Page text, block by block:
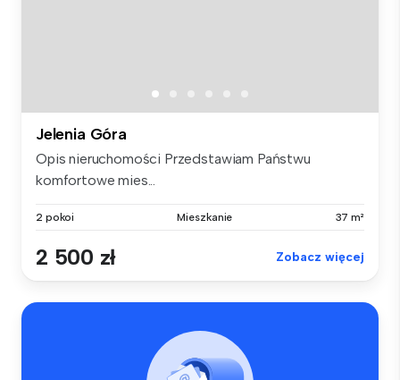
Jelenia Góra
Opis nieruchomości Przedstawiam Państwu
komfortowe mies...
2 pokoi Mieszkanie 37 m²
2 500 zł Zobacz więcej